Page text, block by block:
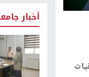
أخبار